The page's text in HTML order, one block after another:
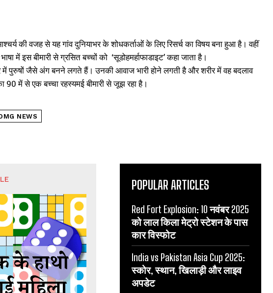
की वजह से यह गांव दुनियाभर के शोधकर्ताओं के लिए रिसर्च का विषय बना हुआ है। वहीं
में इस बीमारी से ग्रसित बच्चों को ‘सूडोहमर्हाफाडाइट’ कहा जाता है।
पुरुषों जैसे अंग बनने लगते हैं। उनकी आवाज भारी होने लगती है और शरीर में वह बदलाव
में से एक बच्चा रहस्यमई बीमारी से जूझ रहा है।
NEWS
POPULAR ARTICLES
Red Fort Explosion: 10 नवंबर 2025
को लाल किला मेट्रो स्टेशन के पास
कार विस्फोट
India vs Pakistan Asia Cup 2025:
स्कोर, स्थान, खिलाड़ी और लाइव
अपडेट